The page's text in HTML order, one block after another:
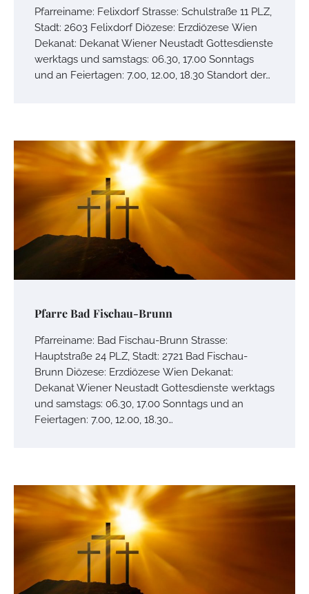
Pfarreiname: Felixdorf Strasse: Schulstraße 11 PLZ,
Stadt: 2603 Felixdorf Diözese: Erzdiözese Wien
Dekanat: Dekanat Wiener Neustadt Gottesdienste
werktags und samstags: 06.30, 17.00 Sonntags
und an Feiertagen: 7.00, 12.00, 18.30 Standort der…
Pfarre Bad Fischau-Brunn
Pfarreiname: Bad Fischau-Brunn Strasse:
Hauptstraße 24 PLZ, Stadt: 2721 Bad Fischau-
Brunn Diözese: Erzdiözese Wien Dekanat:
Dekanat Wiener Neustadt Gottesdienste werktags
und samstags: 06.30, 17.00 Sonntags und an
Feiertagen: 7.00, 12.00, 18.30…